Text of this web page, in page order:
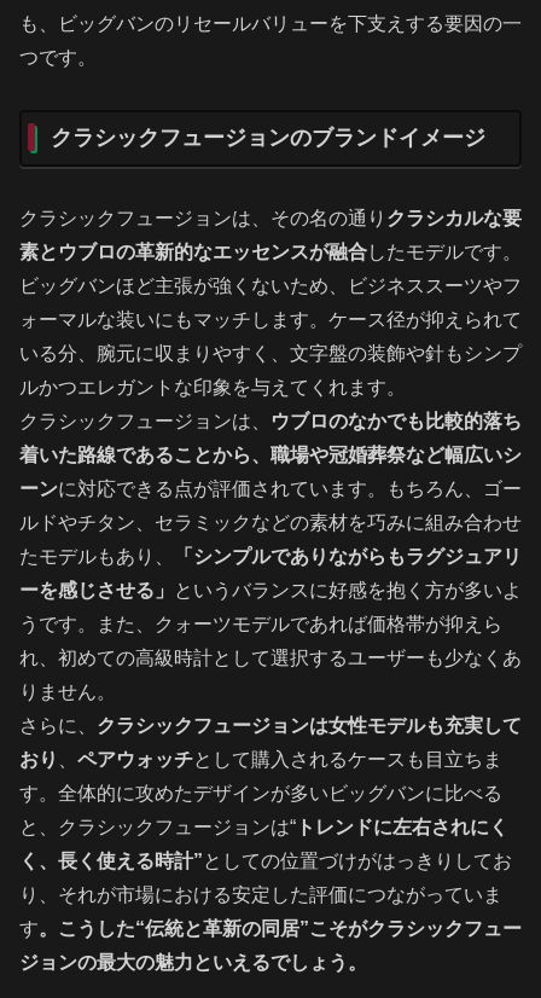
も、ビッグバンのリセールバリューを下支えする要因の一
つです。
クラシックフュージョンのブランドイメージ
クラシックフュージョンは、その名の通り クラシカルな要
素とウブロの革新的なエッセンスが融合したモデルです。
ビッグバンほど主張が強くないため、ビジネススーツやフ
ォーマルな装いにもマッチします。ケース径が抑えられて
いる分、腕元に収まりやすく、文字盤の装飾や針もシンプ
ルかつエレガントな印象を与えてくれます。
クラシックフュージョンは、
ウブロのなかでも比較的落ち
着いた路線であることから、職場や冠婚葬祭など幅広いシ
ーンに対応できる点が評価されています。もちろん、ゴー
ルドやチタン、セラミックなどの素材を巧みに組み合わせ
たモデルもあり、
「シンプルでありながらもラグジュアリ
ーを感じさせる」
というバランスに好感を抱く方が多いよ
うです。また、クォーツモデルであれば価格帯が抑えら
れ、初めての高級時計として選択するユーザーも少なくあ
りません。
さらに、 クラシックフュージョンは女性モデルも充実して
おり
ペアウォッチとして購入されるケースも目立ちま
す。全体的に攻めたデザインが多いビッグバンに比べる
と、クラシックフュージョンは“ トレンドに左右されにく
く、長く使える時計”としての位置づけがはっきりしてお
り、それが市場における安定した評価につながっていま
す。こうした“伝統と革新の同居”こそがクラシックフュー
ジョンの最大の魅力といえるでしょう。